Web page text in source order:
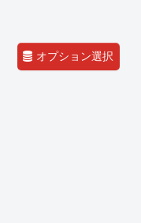
オプション選択